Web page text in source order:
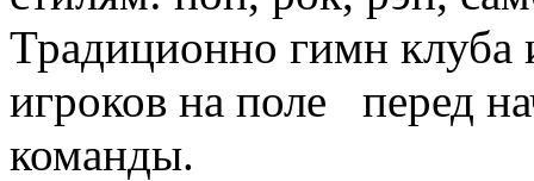
Традиционно гимн клуба
игроков на поле перед
команды.